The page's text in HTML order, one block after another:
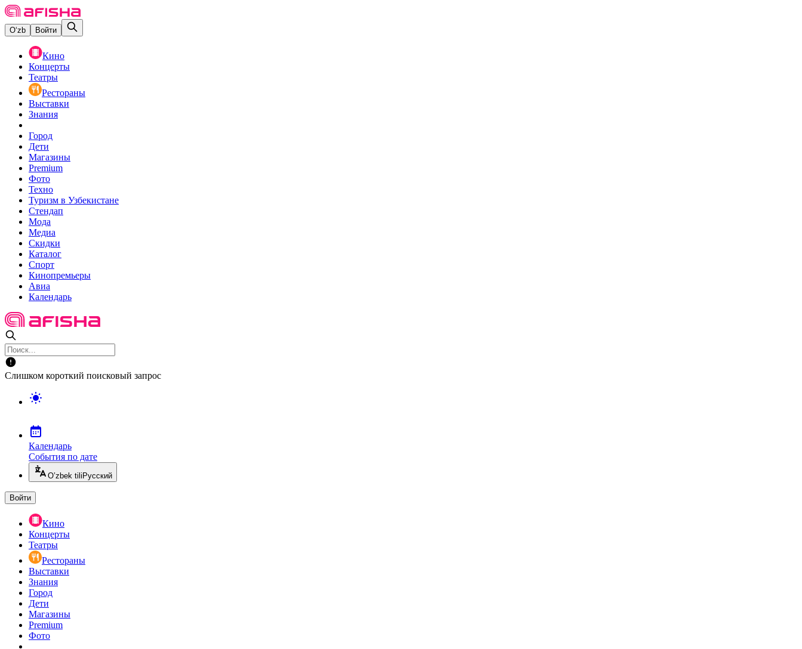
O‘zb Войти
Кино
Концерты
Театры
Рестораны
Выставки
Знания
Город
Дети
Магазины
Premium
Фото
Техно
Туризм в Узбекистане
Стендап
Мода
Медиа
Скидки
Каталог
Спорт
Кинопремьеры
Авиа
Календарь
Слишком короткий поисковый запрос
Календарь
События по дате
O’zbek tili Русский
Войти
Кино
Концерты
Театры
Рестораны
Выставки
Знания
Город
Дети
Магазины
Premium
Фото